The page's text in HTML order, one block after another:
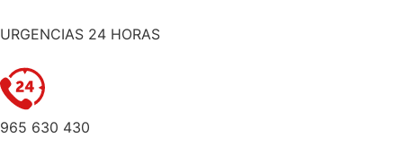
URGENCIAS 24 HORAS
965 630 430